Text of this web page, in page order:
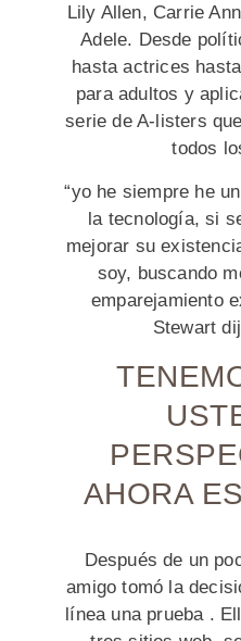
Lily Allen, Carrie
Adele. Desde
hasta actrices
para adultos y
serie de A-listers
todos
“yo he siempre he
la tecnología, si
mejorar su
soy, buscando
emparejamiento
Stewart
AHORA
Después de un
amigo tomó la
línea una prueba .